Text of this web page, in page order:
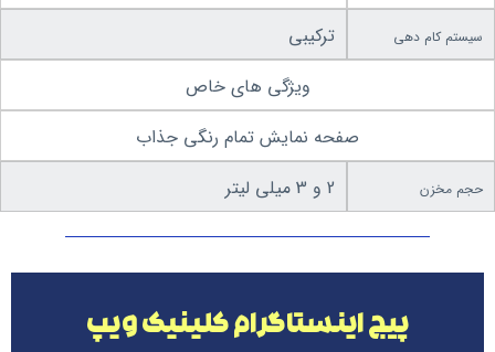
سیستم کام دهی
ترکیبی
ویژگی های خاص
صفحه نمایش تمام رنگی جذاب
حجم مخزن 2 و 3 میلی لیتر
پیج اینستاگرام کلینیک ویپ